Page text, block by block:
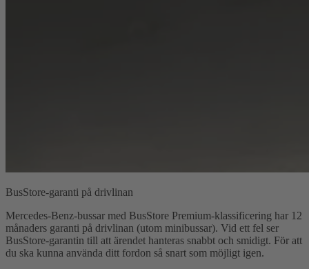
BusStore-garanti på drivlinan
Mercedes-Benz-bussar med BusStore Premium-klassificering har 12
månaders garanti på drivlinan (utom minibussar). Vid ett fel ser
BusStore-garantin till att ärendet hanteras snabbt och smidigt. För att
du ska kunna använda ditt fordon så snart som möjligt igen.